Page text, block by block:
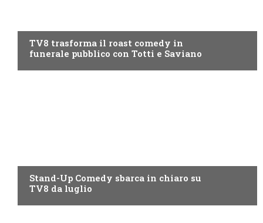
TV8 trasforma il roast comedy in
funerale pubblico con Totti e Saviano
Stand-Up Comedy sbarca in chiaro su
TV8 da luglio